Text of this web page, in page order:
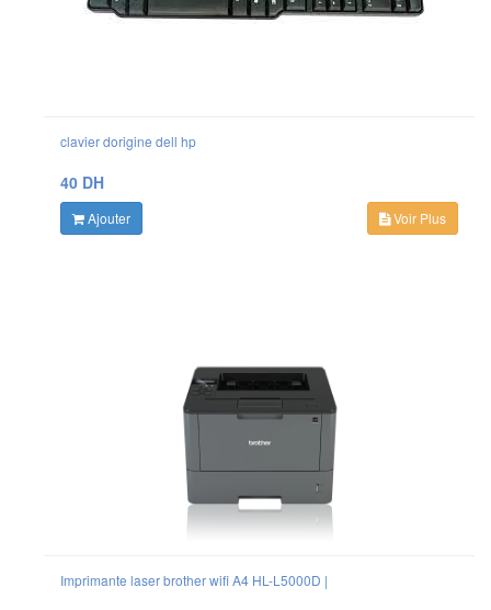
clavier dorigine dell hp
40 DH
Ajouter Voir Plus
Imprimante laser brother wifi A4 HL-L5000D |